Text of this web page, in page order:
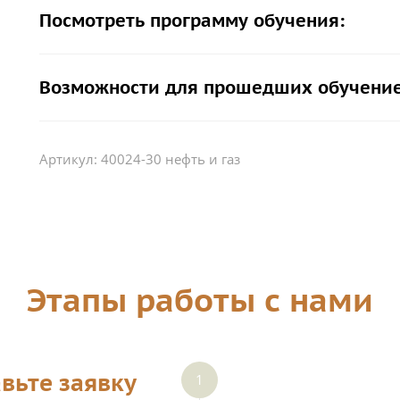
Посмотреть программу обучения:
Возможности для прошедших
Артикул: 40024-30 нефть и газ
Этапы работы с нами
заявку